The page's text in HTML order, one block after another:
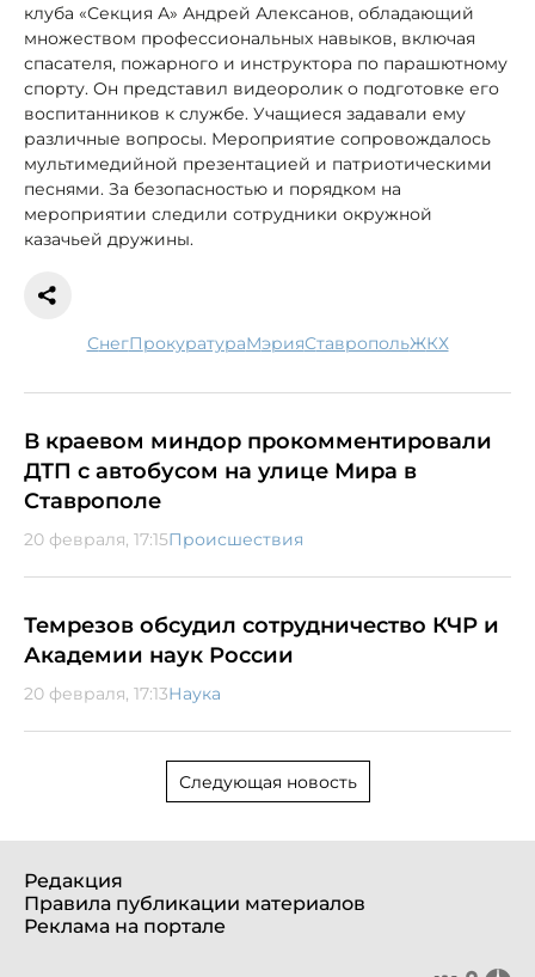
клуба «Секция А» Андрей Алексанов, обладающий
множеством профессиональных навыков, включая
спасателя, пожарного и инструктора по парашютному
спорту. Он представил видеоролик о подготовке его
воспитанников к службе. Учащиеся задавали ему
различные вопросы. Мероприятие сопровождалось
мультимедийной презентацией и патриотическими
песнями. За безопасностью и порядком на
мероприятии следили сотрудники окружной
казачьей дружины.
снег прокуратура мэрия Ставрополь ЖКХ
В краевом миндор прокомментировали
ДТП с автобусом на улице Мира в
Ставрополе
20 февраля, 17:15Происшествия
Темрезов обсудил сотрудничество КЧР и
Академии наук России
20 февраля, 17:13Наука
Следующая новость
Редакция
Правила публикации материалов
Реклама на портале